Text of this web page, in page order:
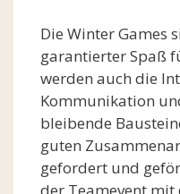
Die Winter Games
garantierter Spaß
werden auch die
Kommunikation
bleibende
guten
gefordert und